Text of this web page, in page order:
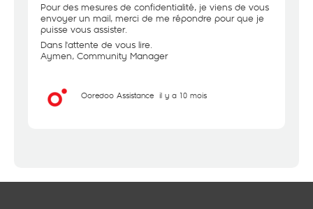
Pour des mesures de confidentialité, je viens de vous
envoyer un mail, merci de me répondre pour que je
puisse vous assister.
Dans l'attente de vous lire.
Aymen, Community Manager
Ooredoo Assistance il y a 10 mois